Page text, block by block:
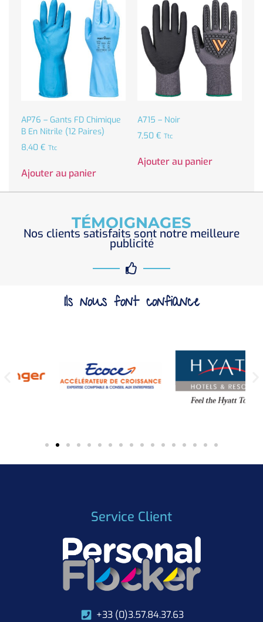
AP76 – Gants FD Chimique
B En Nitrile (12 Paires)
8,40 € Ttc
Ajouter au panier
A715 – Noir
7,50 € Ttc
Ajouter au panier
TÉMOIGNAGES
Nos clients satisfaits sont notre meilleure
publicité
Ils nous font confiance
Service Client
+33 (0)3.57.84.37.63